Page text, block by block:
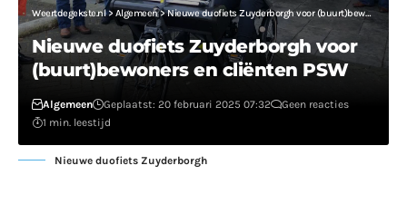
Weertdegekste.nl> Algemeen>Nieuwe duofiets Zuyderborgh voor (buurt)bewoners en cliënten PSW
Nieuwe duofiets Zuyderborgh voor
(buurt)bewoners en cliënten PSW
Algemeen Geplaatst: 20 februari 2025 07:32
Geen reacties
1 min. leestijd
Nieuwe duofiets Zuyderborgh